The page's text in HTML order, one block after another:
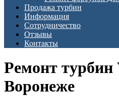
Продажа турбин
Информация
Сотрудничество
Отзывы
Контакты
Ремонт турбин
Воронеже